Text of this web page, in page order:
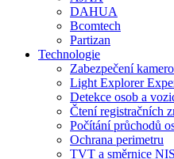
DAHUA
Bcomtech
Partizan
Technologie
Zabezpečení
Light Explorer
Detekce osob a
Čtení registračních
Počítání průchodů
Ochrana perimetru
TVT a směrnice